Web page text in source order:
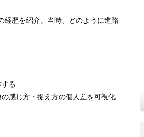
経歴を紹介。当時、どのように進路
る
感じ方・捉え方の個人差を可視化